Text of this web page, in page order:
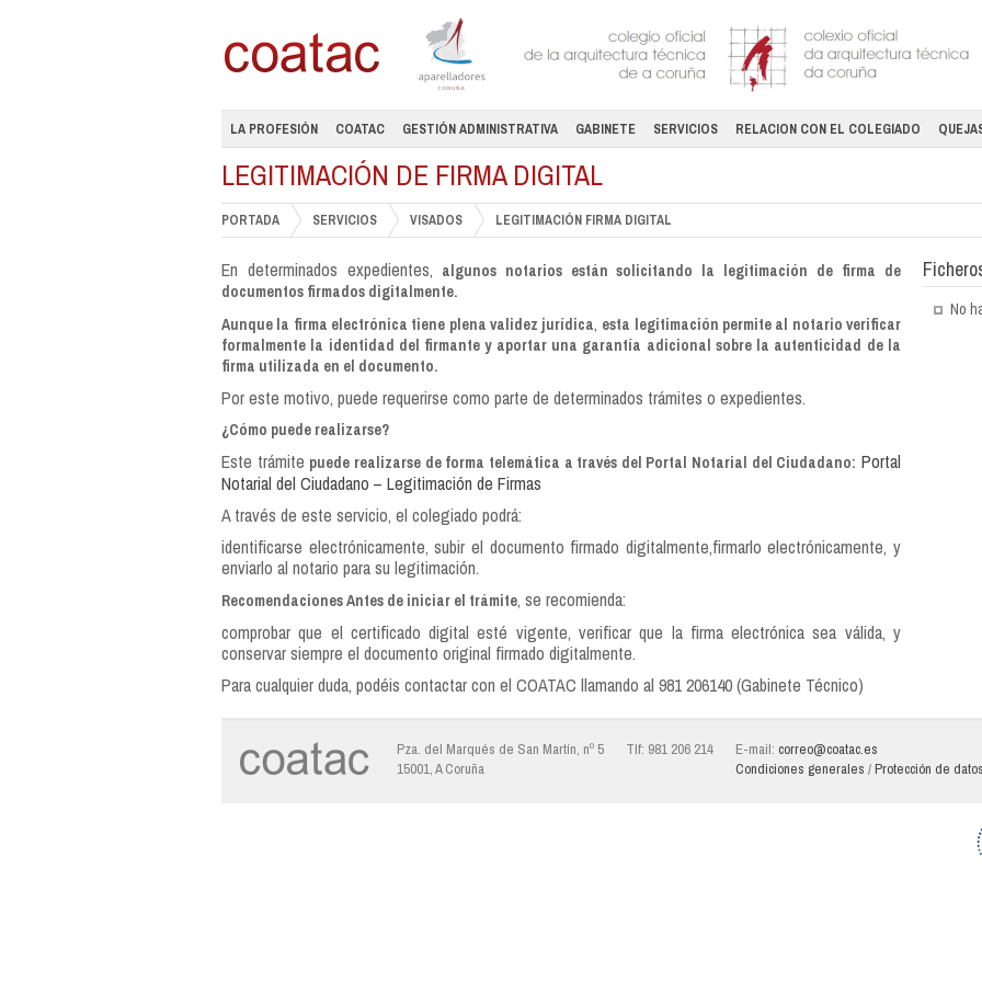
LA PROFESIÓN COATAC GESTIÓN ADMINISTRATIVA GABINETE SERVICIOS RELACION CON EL COLEGIADO
LEGITIMACIÓN DE FIRMA DIGITAL
PORTADA SERVICIOS VISADOS LEGITIMACIÓN FIRMA DIGITAL
En determinados expedientes, algunos notarios están solicitando la legitimación de firma de
documentos firmados digitalmente.
Aunque la firma electrónica tiene plena validez jurídica, esta legitimación permite al notario verificar
formalmente la identidad del firmante y aportar una garantía adicional sobre la autenticidad de la
firma utilizada en el documento.
Por este motivo, puede requerirse como parte de determinados trámites o expedientes.
¿Cómo puede realizarse?
Este trámite puede realizarse de forma telemática a través del Portal Notarial del Ciudadano: Portal
Notarial del Ciudadano – Legitimación de Firmas
A través de este servicio, el colegiado podrá:
identificarse electrónicamente, subir el documento firmado digitalmente,firmarlo electrónicamente, y
enviarlo al notario para su legitimación.
Recomendaciones Antes de iniciar el trámite, se recomienda:
comprobar que el certificado digital esté vigente, verificar que la firma electrónica sea válida, y
conservar siempre el documento original firmado digitalmente.
Para cualquier duda, podéis contactar con el COATAC llamando al 981 206140 (Gabinete Técnico)
No
Pza. del Marqués de San Martín, nº 5
15001, A Coruña
Tlf: 981 206 214 E-mail: correo@coatac.es
Condiciones generales /Protección de